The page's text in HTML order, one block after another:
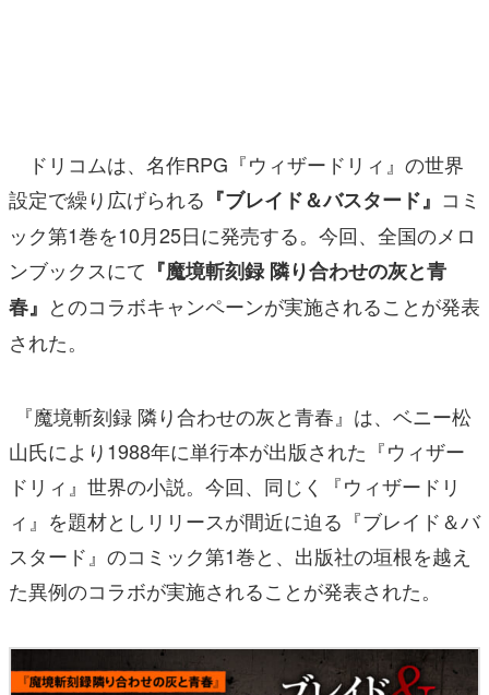
その他
電ファミニコゲーマーとは？
運営：株式会社マレ
ドリコムは、名作RPG『ウィザードリィ』の世界
設定で繰り広げられる 『ブレイド＆バスタード』 コミ
ック第1巻を10月25日に発売する。今回、全国のメロ
ンブックスにて 『魔境斬刻録 隣り合わせの灰と青
春』 とのコラボキャンペーンが実施されることが発表
された。
『魔境斬刻録 隣り合わせの灰と青春』は、ベニー松
山氏により1988年に単行本が出版された『ウィザー
ドリィ』世界の小説。今回、同じく『ウィザードリ
ィ』を題材としリリースが間近に迫る『ブレイド＆バ
スタード』のコミック第1巻と、出版社の垣根を越え
た異例のコラボが実施されることが発表された。